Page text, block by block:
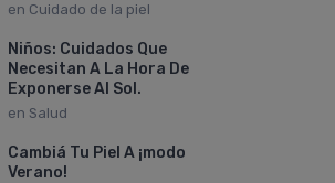
en Cuidado de la piel
Niños: Cuidados Que
Necesitan A La Hora De
Exponerse Al Sol.
en Salud
Cambiá Tu Piel A ¡modo
Verano!